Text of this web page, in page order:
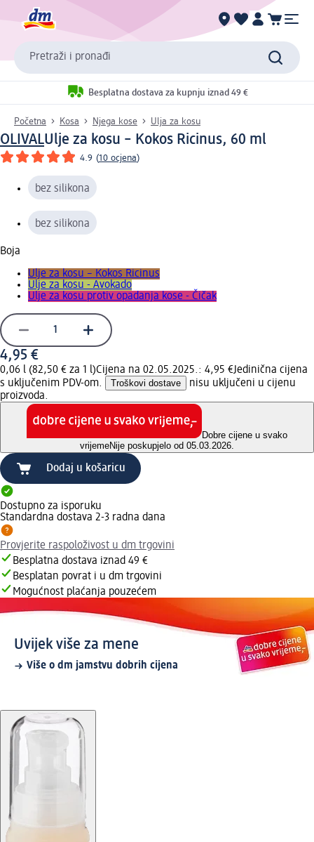
Pretraži i pronađi
Besplatna dostava za kupnju iznad 49 €
Početna Kosa Njega kose Ulja za kosu
OLIVALUlje za kosu – Kokos Ricinus, 60 ml
4.9 (10 ocjena)
bez silikona
bez silikona
Boja
Ulje za kosu – Kokos Ricinus
Ulje za kosu - Avokado
Ulje za kosu protiv opadanja kose - Čičak
4,95 €
0,06 l (82,50 € za 1 l)Cijena na 02.05.2025.: 4,95 €Jedinična cijena
s uključenim PDV-om.
Troškovi dostave
nisu uključeni u cijenu
proizvoda.
Dobre cijene u svako
vrijemeNije poskupjelo od 05.03.2026.
Dodaj u košaricu
Dostupno za isporuku
Standardna dostava 2-3 radna dana
Provjerite raspoloživost u dm trgovini
Besplatna dostava iznad 49 €
Besplatan povrat i u dm trgovini
Mogućnost plaćanja pouzećem
Uvijek više za mene
Više o dm jamstvu dobrih cijena